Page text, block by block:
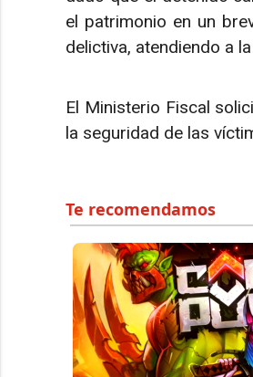
el patrimonio en un
delictiva, atendiendo a
El Ministerio Fiscal
la seguridad de las